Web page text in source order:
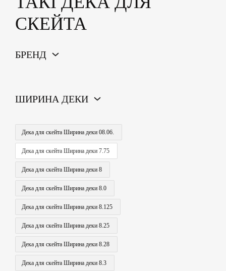
СКЕЙТА
БРЕНД
ШИРИНА ДЕКИ
Дека для скейта Ширина деки 08.06.
Дека для скейта Ширина деки 7.75
Дека для скейта Ширина деки 8
Дека для скейта Ширина деки 8.0
Дека для скейта Ширина деки 8.125
Дека для скейта Ширина деки 8.25
Дека для скейта Ширина деки 8.28
Дека для скейта Ширина деки 8.3